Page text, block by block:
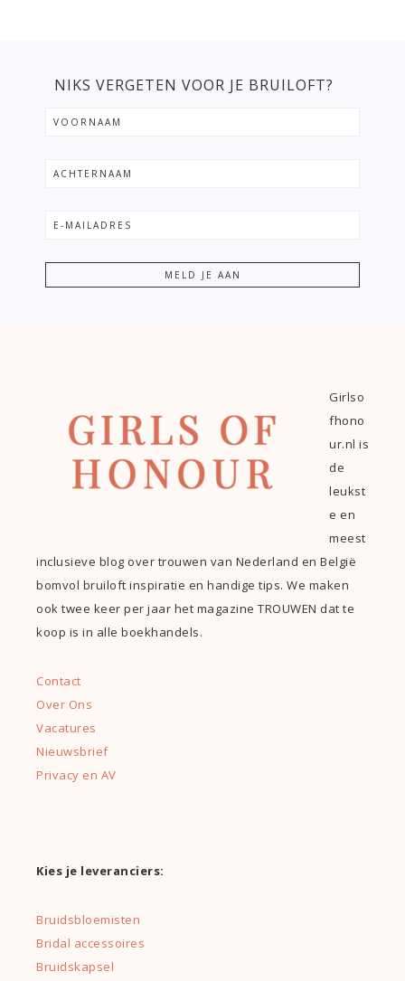
NIKS VERGETEN VOOR JE BRUILOFT?
Girlso
fhono
ur.nl is
de
leukst
e en
meest
inclusieve blog over trouwen van Nederland en België
bomvol bruiloft inspiratie en handige tips. We maken
ook twee keer per jaar het magazine TROUWEN dat te
koop is in alle boekhandels.
Contact
Over Ons
Vacatures
Nieuwsbrief
Privacy en AV
Kies je leveranciers:
Bruidsbloemisten
Bridal accessoires
Bruidskapsel